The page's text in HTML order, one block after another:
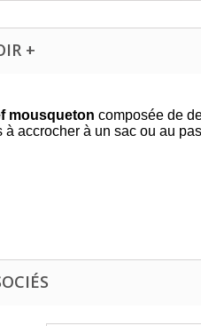
+
mousqueton composée de
à accrocher à un sac ou au